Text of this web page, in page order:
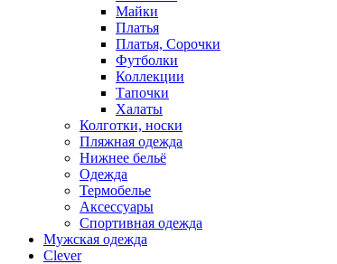
Майки
Платья
Платья, Сорочки
Футболки
Коллекции
Тапочки
Халаты
Колготки, носки
Пляжная одежда
Нижнее бельё
Одежда
Термобелье
Аксессуары
Спортивная одежда
Мужская одежда
Clever